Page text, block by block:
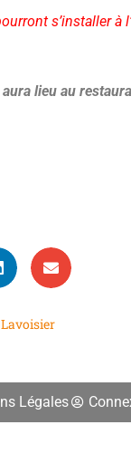
s’installer
lieu au
Légales